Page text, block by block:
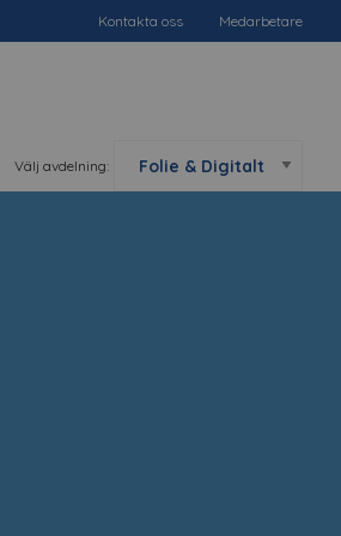
Kontakta oss Medarbetare
Välj avdelning: